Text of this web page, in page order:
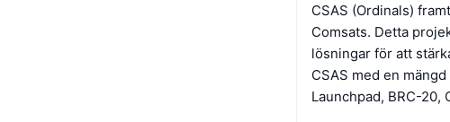
CSAS (Ordinals)
Comsats. Detta
lösningar för att
CSAS med en
Launchpad, BRC-20,